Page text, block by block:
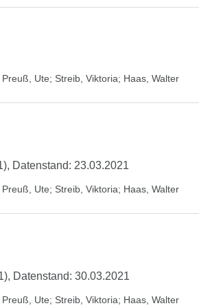
Preuß, Ute; Streib, Viktoria; Haas, Walter
Datenstand: 23.03.2021
Preuß, Ute; Streib, Viktoria; Haas, Walter
Datenstand: 30.03.2021
Preuß, Ute; Streib, Viktoria; Haas, Walter